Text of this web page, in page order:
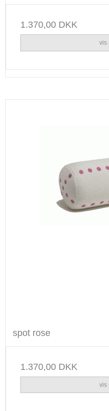
1.370,00 DKK
vis
spot rose
1.370,00 DKK
vis